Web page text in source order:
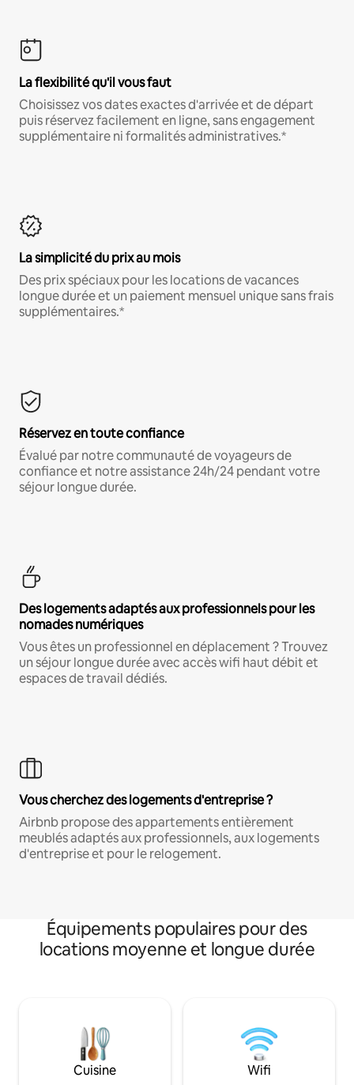
La flexibilité qu'il vous faut
Choisissez vos dates exactes d'arrivée et de départ
puis réservez facilement en ligne, sans engagement
supplémentaire ni formalités administratives.*
La simplicité du prix au mois
Des prix spéciaux pour les locations de vacances
longue durée et un paiement mensuel unique sans frais
supplémentaires.*
Réservez en toute confiance
Évalué par notre communauté de voyageurs de
confiance et notre assistance 24h/24 pendant votre
séjour longue durée.
Des logements adaptés aux professionnels pour les
nomades numériques
Vous êtes un professionnel en déplacement ? Trouvez
un séjour longue durée avec accès wifi haut débit et
espaces de travail dédiés.
Vous cherchez des logements d'entreprise ?
Airbnb propose des appartements entièrement
meublés adaptés aux professionnels, aux logements
d'entreprise et pour le relogement.
Équipements populaires pour des
locations moyenne et longue durée
Cuisine Wifi